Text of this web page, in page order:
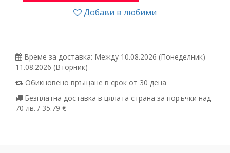
Добави в любими
Време за доставка: Между 10.08.2026 (Понеделник) -
11.08.2026 (Вторник)
Обикновено връщане в срок от 30 дена
Безплатна доставка в цялата страна за поръчки над
70 лв. / 35.79 €